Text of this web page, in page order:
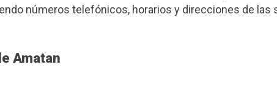
números telefónicos, horarios y direcciones de las
Amatan